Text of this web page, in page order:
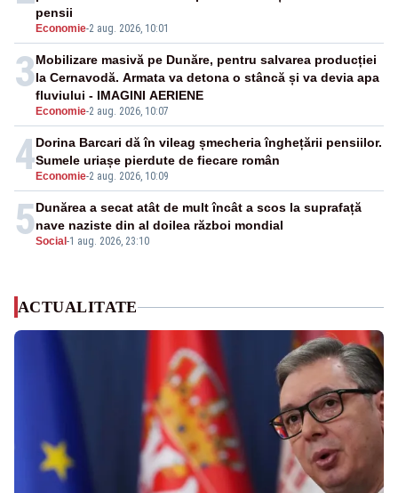
Economie-2 aug. 2026, 10:01
pensii
3
Economie-2 aug. 2026, 10:07
Mobilizare masivă pe Dunăre, pentru salvarea producției
la Cernavodă. Armata va detona o stâncă și va devia apa
fluviului - IMAGINI AERIENE
4 Economie-2 aug. 2026, 10:09
Dorina Barcari dă în vileag șmecheria înghețării pensiilor.
Sumele uriașe pierdute de fiecare român
5Social -1 aug. 2026, 23:10
Dunărea a secat atât de mult încât a scos la suprafață
nave naziste din al doilea război mondial
ACTUALITATE